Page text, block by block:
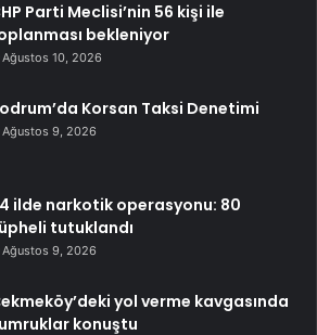
Parti Meclisi’nin 56 kişi ile
bekleniyor
Ağustos 10, 2026
Korsan Taksi Denetimi
Ağustos 9, 2026
ilde narkotik operasyonu: 80
tutuklandı
Ağustos 9, 2026
yol verme kavgasında
konuştu